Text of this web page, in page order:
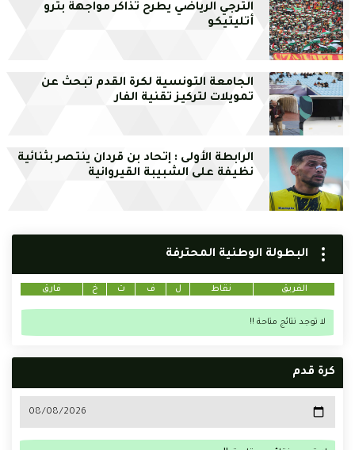
الترجي الرياضي يطرح تذاكر مواجهة بترو
أتليتيكو
الجامعة التونسية لكرة القدم تبحث عن
تمويلات لتركيز تقنية الفار
الرابطة الأولى : إتحاد بن قردان ينتصر بثنائية
نظيفة على الشبيبة القيروانية
البطولة الوطنية المحترفة
الفريق نقاط ل ف ت خ فارق
لا توجد نتائج متاحة !!
كرة قدم